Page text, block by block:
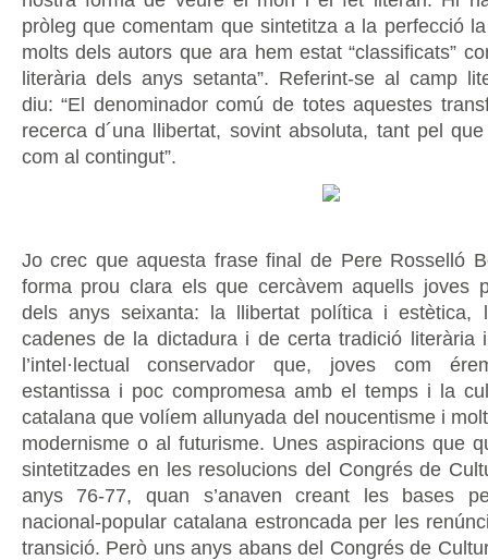
pròleg que comentam que sintetitza a la perfecció
molts dels autors que ara hem estat “classificats”
literària dels anys setanta”. Referint-se al camp
diu: “El denominador comú de totes aquestes
recerca d´una llibertat, sovint absoluta, tant pel
com al contingut”.
Jo crec que aquesta frase final de Pere Rosselló
forma prou clara els que cercàvem aquells joves
dels anys seixanta: la llibertat política i estètica,
cadenes de la dictadura i de certa tradició literària
l’intel·lectual conservador que, joves com
estantissa i poc compromesa amb el temps i la
catalana que volíem allunyada del noucentisme i
modernisme o al futurisme. Unes aspiracions que
sintetitzades en les resolucions del Congrés de
anys 76-77, quan s’anaven creant les bases
nacional-popular catalana estroncada per les
transició. Però uns anys abans del Congrés de